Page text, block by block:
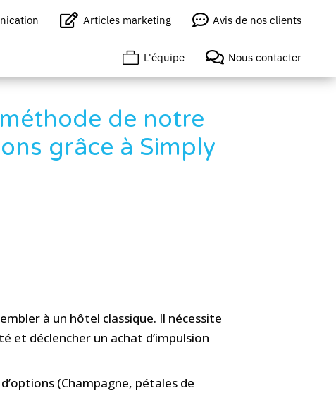
 Articles marketing  Avis de nos clients
 L'équipe  Nous contacter
de notre
grâce à Simply
à un hôtel classique. Il nécessite
et déclencher un achat d’impulsion
(Champagne, pétales de